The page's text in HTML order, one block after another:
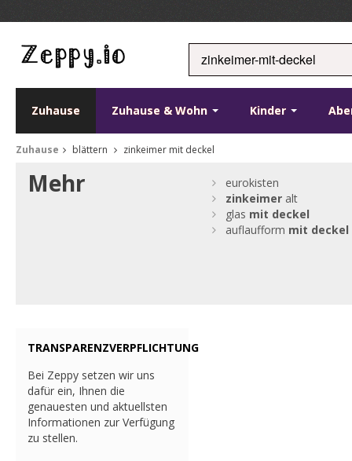
Zuhause Zuhause & Wohn Kinder
Zuhause blättern zinkeimer mit deckel
Mehr
eurokisten
zinkeimer alt
glas mit deckel
auflaufform mit deckel
TRANSPARENZVERPFLICHTUNG
Bei Zeppy setzen wir uns
dafür ein, Ihnen die
genauesten und aktuellsten
Informationen zur Verfügung
zu stellen.